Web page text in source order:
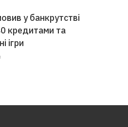
у банкрутстві
кредитами та
ігри